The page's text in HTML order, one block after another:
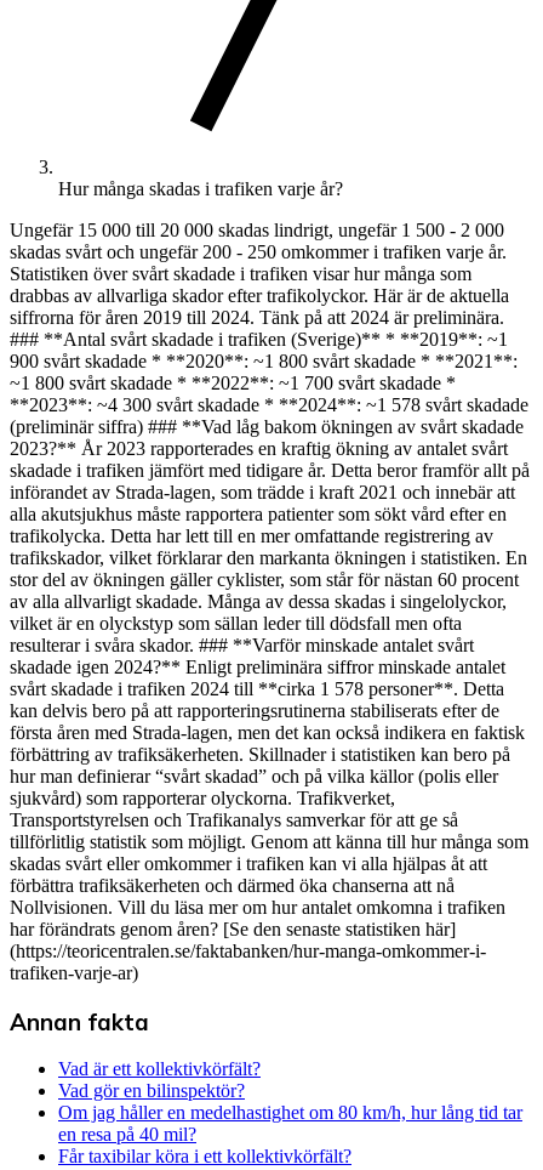
Hur många skadas i trafiken varje år?
Ungefär 15 000 till 20 000 skadas lindrigt, ungefär 1 500 - 2 000
skadas svårt och ungefär 200 - 250 omkommer i trafiken varje år.
Statistiken över svårt skadade i trafiken visar hur många som
drabbas av allvarliga skador efter trafikolyckor. Här är de aktuella
siffrorna för åren 2019 till 2024. Tänk på att 2024 är preliminära.
### **Antal svårt skadade i trafiken (Sverige)** * **2019**: ~1
900 svårt skadade * **2020**: ~1 800 svårt skadade * **2021**:
~1 800 svårt skadade * **2022**: ~1 700 svårt skadade *
**2023**: ~4 300 svårt skadade * **2024**: ~1 578 svårt skadade
(preliminär siffra) ### **Vad låg bakom ökningen av svårt skadade
2023?** År 2023 rapporterades en kraftig ökning av antalet svårt
skadade i trafiken jämfört med tidigare år. Detta beror framför allt på
införandet av Strada-lagen, som trädde i kraft 2021 och innebär att
alla akutsjukhus måste rapportera patienter som sökt vård efter en
trafikolycka. Detta har lett till en mer omfattande registrering av
trafikskador, vilket förklarar den markanta ökningen i statistiken. En
stor del av ökningen gäller cyklister, som står för nästan 60 procent
av alla allvarligt skadade. Många av dessa skadas i singelolyckor,
vilket är en olyckstyp som sällan leder till dödsfall men ofta
resulterar i svåra skador. ### **Varför minskade antalet svårt
skadade igen 2024?** Enligt preliminära siffror minskade antalet
svårt skadade i trafiken 2024 till **cirka 1 578 personer**. Detta
kan delvis bero på att rapporteringsrutinerna stabiliserats efter de
första åren med Strada-lagen, men det kan också indikera en faktisk
förbättring av trafiksäkerheten. Skillnader i statistiken kan bero på
hur man definierar “svårt skadad” och på vilka källor (polis eller
sjukvård) som rapporterar olyckorna. Trafikverket,
Transportstyrelsen och Trafikanalys samverkar för att ge så
tillförlitlig statistik som möjligt. Genom att känna till hur många som
skadas svårt eller omkommer i trafiken kan vi alla hjälpas åt att
förbättra trafiksäkerheten och därmed öka chanserna att nå
Nollvisionen. Vill du läsa mer om hur antalet omkomna i trafiken
har förändrats genom åren? [Se den senaste statistiken här]
(https://teoricentralen.se/faktabanken/hur-manga-omkommer-i-
trafiken-varje-ar)
Annan fakta
Vad är ett kollektivkörfält?
Vad gör en bilinspektör?
Om jag håller en medelhastighet om 80 km/h, hur lång tid tar
en resa på 40 mil?
Får taxibilar köra i ett kollektivkörfält?